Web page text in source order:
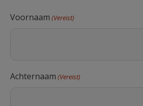
Voornaam (Vereist)
Achternaam (Vereist)